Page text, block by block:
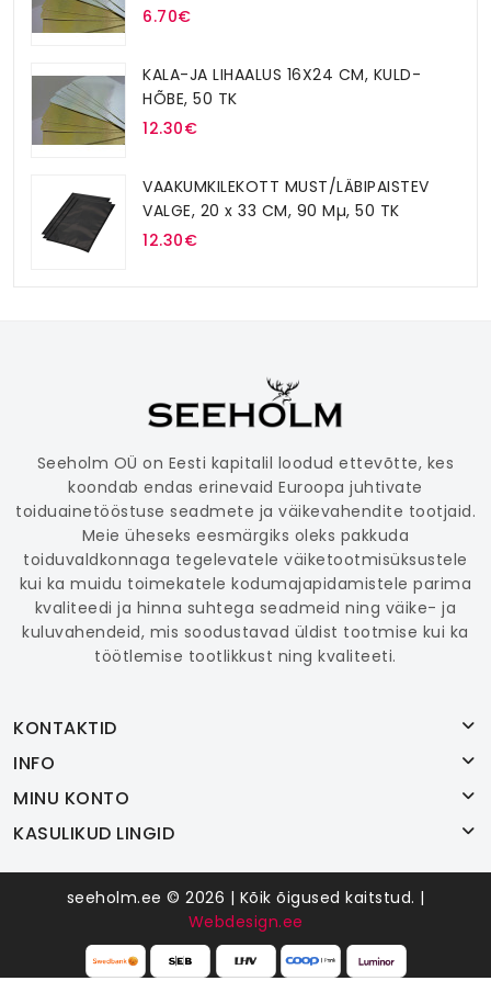
6.70€
KALA-JA LIHAALUS 16X24 CM, KULD-
HÕBE, 50 TK
12.30€
VAAKUMKILEKOTT MUST/LÄBIPAISTEV
VALGE, 20 x 33 CM, 90 Mµ, 50 TK
12.30€
Seeholm OÜ on Eesti kapitalil loodud ettevõtte, kes
koondab endas erinevaid Euroopa juhtivate
toiduainetööstuse seadmete ja väikevahendite tootjaid.
Meie üheseks eesmärgiks oleks pakkuda
toiduvaldkonnaga tegelevatele väiketootmisüksustele
kui ka muidu toimekatele kodumajapidamistele parima
kvaliteedi ja hinna suhtega seadmeid ning väike- ja
kuluvahendeid, mis soodustavad üldist tootmise kui ka
töötlemise tootlikkust ning kvaliteeti.
KONTAKTID
INFO
MINU KONTO
KASULIKUD LINGID
seeholm.ee © 2026 | Kõik õigused kaitstud. |
Webdesign.ee